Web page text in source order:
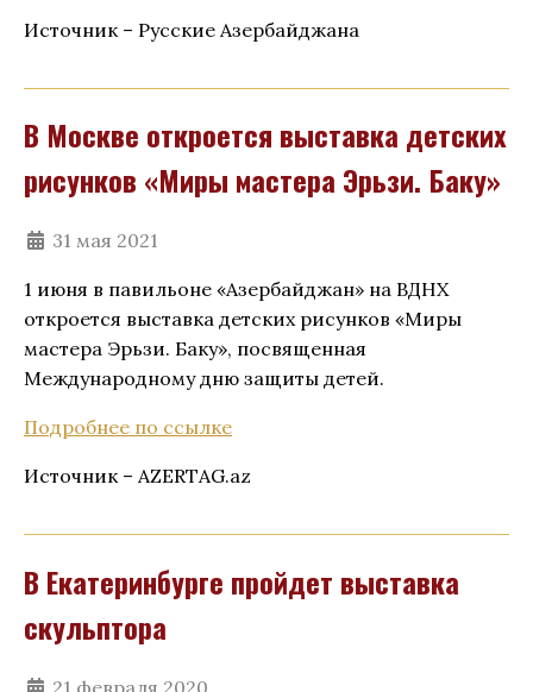
Источник – Русские Азербайджана
В Москве откроется выставка детских
рисунков «Миры мастера Эрьзи. Баку»
31 мая 2021
1 июня в павильоне «Азербайджан» на ВДНХ
откроется выставка детских рисунков «Миры
мастера Эрьзи. Баку», посвященная
Международному дню защиты детей.
Подробнее по ссылке
Источник – AZERTAG.az
В Екатеринбурге пройдет выставка
скульптора